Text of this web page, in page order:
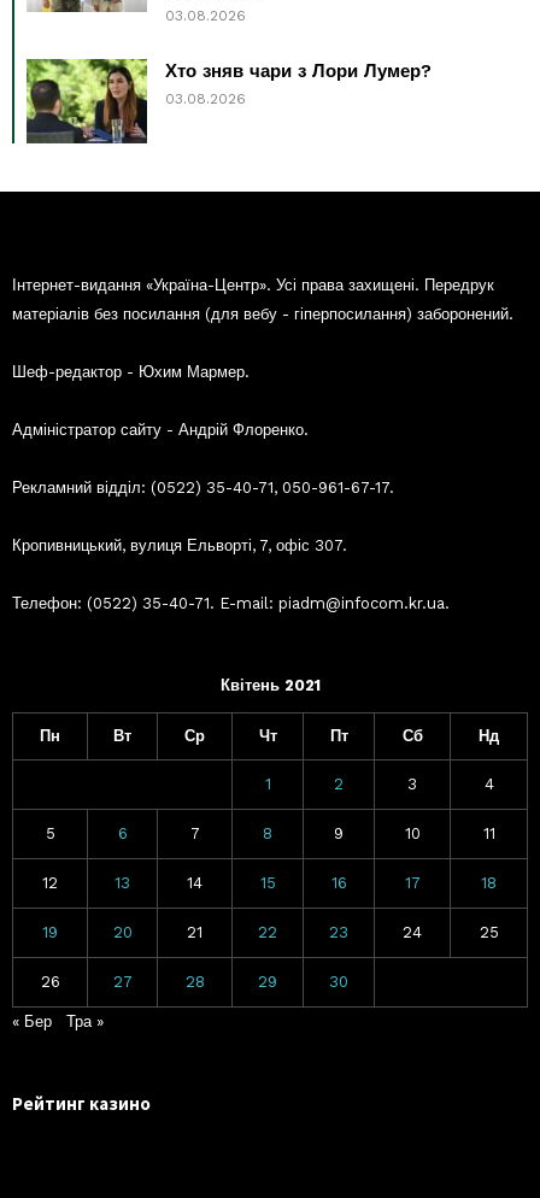
03.08.2026
Хто зняв чари з Лори Лумер?
03.08.2026
Інтернет-видання «Україна-Центр». Усі права захищені. Передрук
матеріалів без посилання (для вебу - гіперпосилання) заборонений.
Шеф-редактор - Юхим Мармер.
Адміністратор сайту - Андрій Флоренко.
Рекламний відділ: (0522) 35-40-71, 050-961-67-17.
Кропивницький, вулиця Ельворті, 7, офіс 307.
Телефон: (0522) 35-40-71. E-mail: piadm@infocom.kr.ua.
Квітень 2021
Пн Вт Ср Чт Пт Сб Нд
1 2 3 4
5 6 7 8 9 10 11
12 13 14 15 16 17 18
19 20 21 22 23 24 25
26 27 28 29 30
« Бер Тра »
Рейтинг казино